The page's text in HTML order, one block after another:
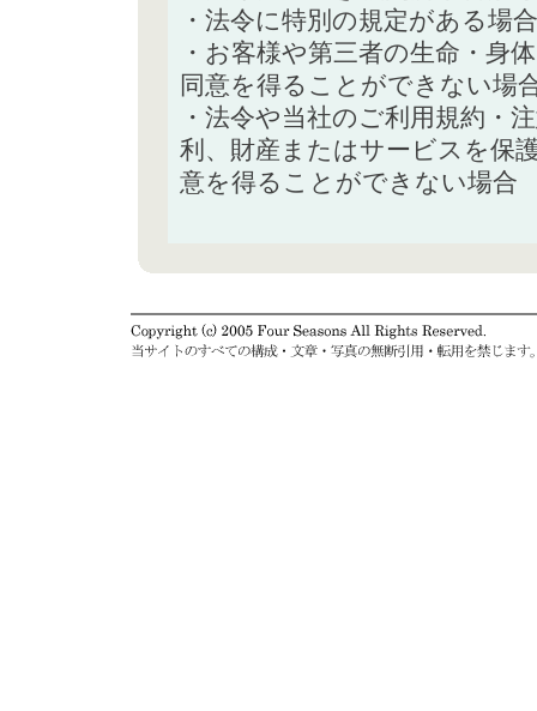
・法令に特別の規定がある場合
・お客様や第三者の生命・身
同意を得ることができない場
・法令や当社のご利用規約・
利、財産またはサービスを保
意を得ることができない場合